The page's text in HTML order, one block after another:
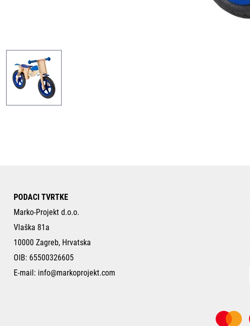
PODACI TVRTKE
Marko-Projekt d.o.o.
Vlaška 81a
10000 Zagreb, Hrvatska
OIB: 65500326605
E-mail: info@markoprojekt.com